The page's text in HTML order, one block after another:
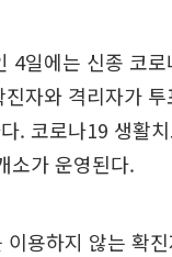
4일에는 신종 코로
자와 격리자가
. 코로나19 생활
소가 운영된다.
이용하지 않는 확